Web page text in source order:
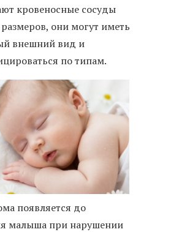
кровеносные сосуды
они могут иметь
внешний вид и
по типам.
появляется до
малыша при нарушении